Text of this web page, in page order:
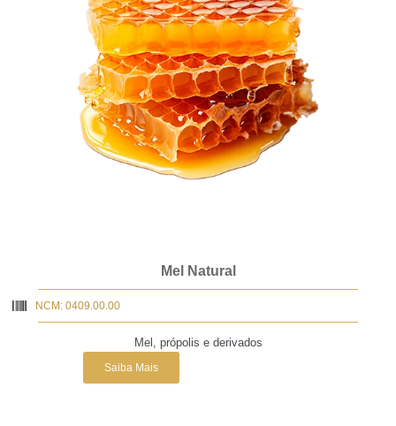
Mel Natural
NCM: 0409.00.00
Mel, própolis e derivados
Saiba Mais